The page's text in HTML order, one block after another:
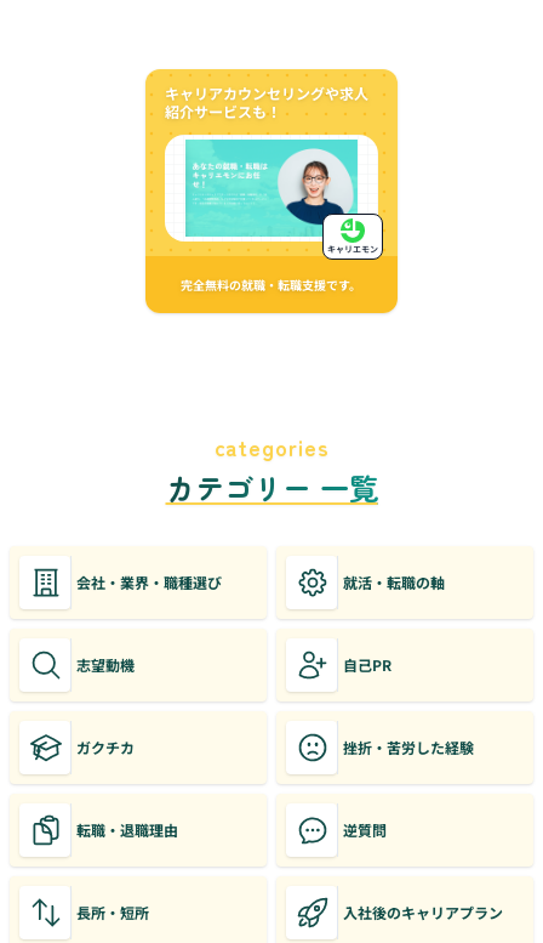
キャリアカウンセリングや求人
紹介サービスも！
完全無料の就職・転職支援です。
キャリエモン
categories
カテゴリー 一覧
会社・業界・職種選び 就活・転職の軸
志望動機 自己PR
ガクチカ 挫折・苦労した経験
転職・退職理由 逆質問
長所・短所 入社後のキャリアプラン